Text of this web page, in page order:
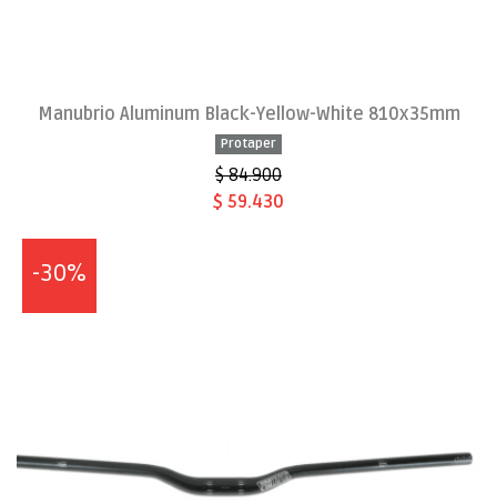
Manubrio Aluminum Black-Yellow-White 810x35mm
Protaper
$ 84.900
$ 59.430
-30%